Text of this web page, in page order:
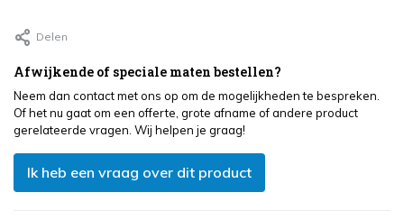
Delen
Afwijkende of speciale maten bestellen?
Neem dan contact met ons op om de mogelijkheden te bespreken.
Of het nu gaat om een offerte, grote afname of andere product
gerelateerde vragen. Wij helpen je graag!
Ik heb een vraag over dit product